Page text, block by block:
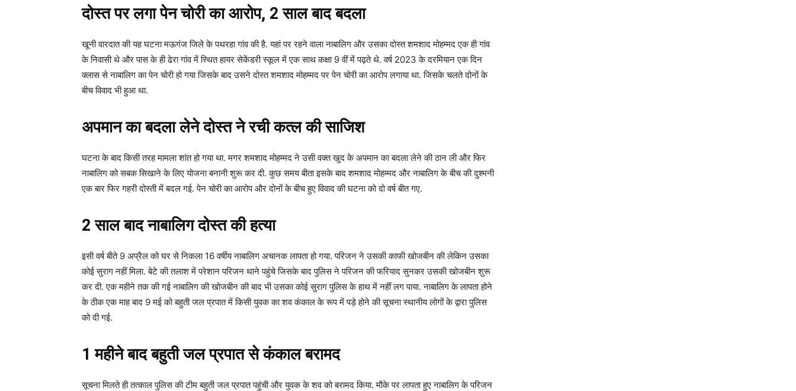
दोस्त पर लगा पेन चोरी का आरोप, 2 साल बाद बदला
खूनी वारदात की यह घटना मऊगंज जिले के पथरहा गांव की है. यहां पर रहने वाला नाबालिग और उसका दोस्त शमशाद मोहम्मद एक ही गांव
के निवासी थे और पास के ही ढेरा गांव में स्थित हायर सेकेंडरी स्कूल में एक साथ कक्षा 9 वीं में पढ़ते थे. वर्ष 2023 के दरमियान एक दिन
क्लास से नाबालिग का पेन चोरी हो गया जिसके बाद उसने दोस्त शमशाद मोहम्मद पर पेन चोरी का आरोप लगाया था. जिसके चलते दोनों के
बीच विवाद भी हुआ था.
अपमान का बदला लेने दोस्त ने रची कत्ल की साजिश
घटना के बाद किसी तरह मामला शांत हो गया था. मगर शमशाद मोहम्मद ने उसी वक्त खुद के अपमान का बदला लेने की ठान ली और फिर
नाबालिग को सबक सिखाने के लिए योजना बनानी शुरू कर दी. कुछ समय बीता इसके बाद शमशाद मोहम्मद और नाबालिग के बीच की दुश्मनी
एक बार फिर गहरी दोस्ती में बदल गई. पेन चोरी का आरोप और दोनों के बीच हुए विवाद की घटना को दो वर्ष बीत गए.
2 साल बाद नाबालिग दोस्त की हत्या
इसी वर्ष बीते 9 अप्रैल को घर से निकला 16 वर्षीय नाबालिग अचानक लापता हो गया. परिजन ने उसकी काफी खोजबीन की लेकिन उसका
कोई सुराग नहीं मिला. बेटे की तलाश में परेशान परिजन थाने पहुंचे जिसके बाद पुलिस ने परिजन की फरियाद सुनकर उसकी खोजबीन शुरू
कर दी. एक महीने तक की गई नाबालिग की खोजबीन की बाद भी उसका कोई सुराग पुलिस के हाथ में नहीं लग पाया. नाबालिग के लापता होने
के ठीक एक माह बाद 9 मई को बहुती जल प्रपात में किसी युवक का शव कंकाल के रूप में पड़े होने की सूचना स्थानीय लोगों के द्वारा पुलिस
को दी गई.
1 महीने बाद बहुती जल प्रपात से कंकाल बरामद
सूचना मिलते ही तत्काल पुलिस की टीम बहुती जल प्रपात पहुंची और युवक के शव को बरामद किया. मौके पर लापता हुए नाबालिग के परिजन